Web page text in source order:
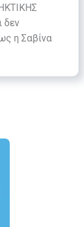
η Σαβίνα